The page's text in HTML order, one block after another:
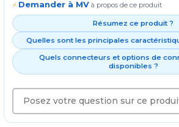
⚡ Demander à MV à propos de ce produit
Résumez ce produit ?
Quelles sont les principales
Quels connecteurs et options de
disponibles ?